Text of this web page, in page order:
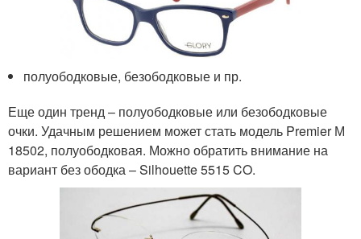
полуободковые, безободковые и пр.
Еще один тренд – полуободковые или безободковые
очки. Удачным решением может стать модель Premier М
18502, полуободковая. Можно обратить внимание на
вариант без ободка – Silhouette 5515 CO.